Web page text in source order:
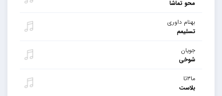
محو تماشا
بهنام داوری
تسلیمم
جویان
شوخی
ما۳تا
بلاست